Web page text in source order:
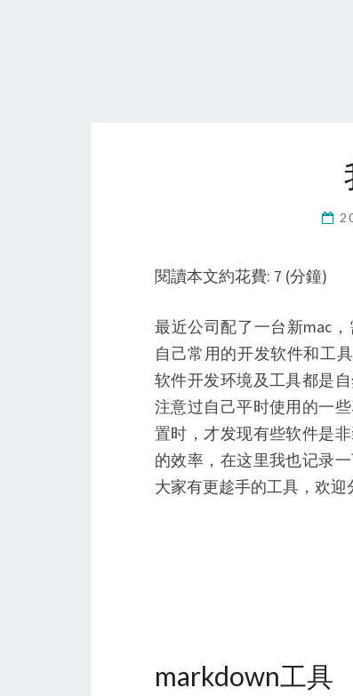
閱讀本文約花費: 7 (分鐘)
最近公司配了一台新mac
自己常用的开发软件和工
软件开发环境及工具都是
注意过自己平时使用的一
置时，才发现有些软件是
的效率，在这里我也记录
大家有更趁手的工具，欢迎
markdown工具